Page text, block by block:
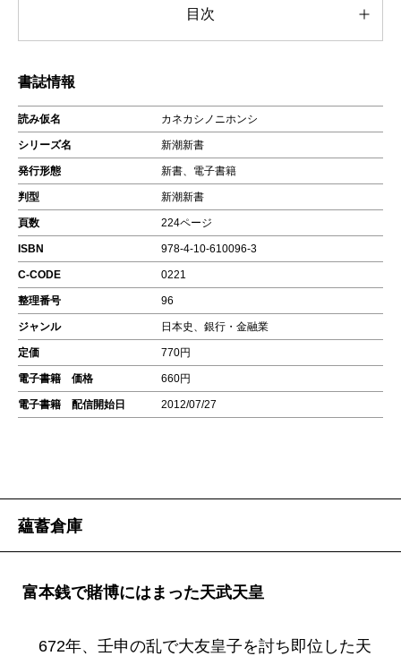
目次
書誌情報
読み仮名 カネカシノニホンシ
シリーズ名 新潮新書
発行形態 新書、電子書籍
判型 新潮新書
頁数 224ページ
ISBN 978-4-10-610096-3
C-CODE 0221
整理番号 96
ジャンル 日本史、銀行・金融業
定価 770円
電子書籍 価格 660円
電子書籍 配信開始日 2012/07/27
蘊蓄倉庫
富本銭で賭博にはまった天武天皇
672年、壬申の乱で大友皇子を討ち即位した天